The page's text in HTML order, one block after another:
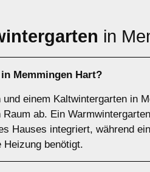
in
Memmingen Hart?
einem Kaltwintergarten in
ab. Ein
Hauses integriert, während
benötigt.